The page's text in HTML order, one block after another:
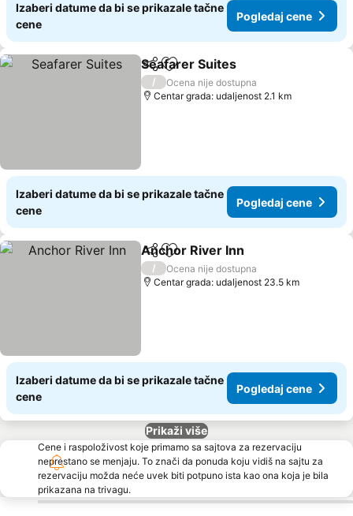
Izaberi datume da bi se prikazale tačne
cene
Pogledaj cene
Deli Dodati u favorite
Seafarer Suites
/
Ocena nije dostupna
Centar grada: udaljenost 2.1 km
Izaberi datume da bi se prikazale tačne
cene
Pogledaj cene
Deli Dodati u favorite
Anchor River Inn
/
Ocena nije dostupna
Centar grada: udaljenost 23.5 km
Izaberi datume da bi se prikazale tačne
cene
Pogledaj cene
Prikaži više
Cene i raspoloživost koje primamo sa sajtova za rezervaciju
neprestano se menjaju. To znači da ponuda koju vidiš na sajtu za
rezervaciju možda neće uvek biti potpuno ista kao ona koja je bila
prikazana na trivagu.